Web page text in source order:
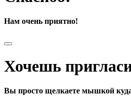
Нам очень приятно!
Хочешь
Вы просто щелкаете мышкой